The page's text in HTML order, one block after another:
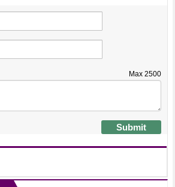
Max 2500
Submit